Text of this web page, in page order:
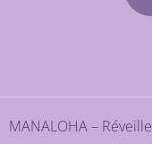
MANALOHA –